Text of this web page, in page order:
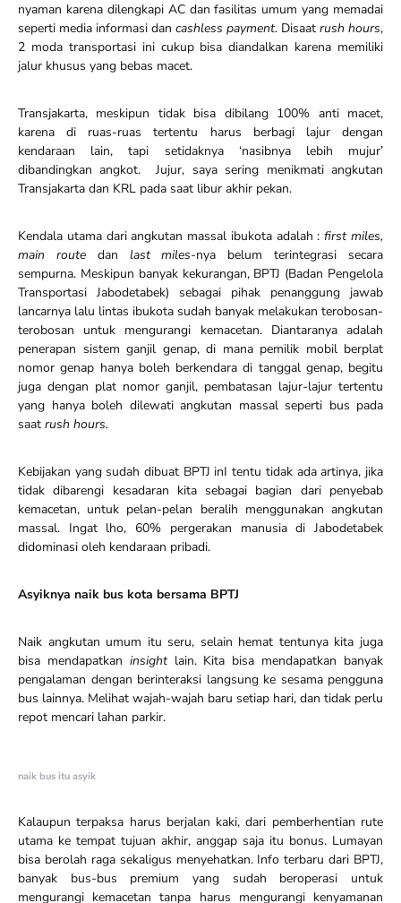
nyaman karena dilengkapi AC dan fasilitas umum yang memadai
seperti media informasi dan cashless payment. Disaat rush hours,
2 moda transportasi ini cukup bisa diandalkan karena memiliki
jalur khusus yang bebas macet.
Transjakarta, meskipun tidak bisa dibilang 100% anti macet,
karena di ruas-ruas tertentu harus berbagi lajur dengan
kendaraan lain, tapi setidaknya ‘nasibnya lebih mujur’
dibandingkan angkot. Jujur, saya sering menikmati angkutan
Transjakarta dan KRL pada saat libur akhir pekan.
Kendala utama dari angkutan massal ibukota adalah :first miles,
main routedan last miles-nya belum terintegrasi secara
sempurna. Meskipun banyak kekurangan, BPTJ (Badan Pengelola
Transportasi Jabodetabek) sebagai pihak penanggung jawab
lancarnya lalu lintas ibukota sudah banyak melakukan terobosan-
terobosan untuk mengurangi kemacetan. Diantaranya adalah
penerapan sistem ganjil genap, di mana pemilik mobil berplat
nomor genap hanya boleh berkendara di tanggal genap, begitu
juga dengan plat nomor ganjil, pembatasan lajur-lajur tertentu
yang hanya boleh dilewati angkutan massal seperti bus pada
saat rush hours.
Kebijakan yang sudah dibuat BPTJ inI tentu tidak ada artinya, jika
tidak dibarengi kesadaran kita sebagai bagian dari penyebab
kemacetan, untuk pelan-pelan beralih menggunakan angkutan
massal. Ingat lho, 60% pergerakan manusia di Jabodetabek
didominasi oleh kendaraan pribadi.
Asyiknya naik bus kota bersama BPTJ
Naik angkutan umum itu seru, selain hemat tentunya kita juga
bisa mendapatkan insightlain. Kita bisa mendapatkan banyak
pengalaman dengan berinteraksi langsung ke sesama pengguna
bus lainnya. Melihat wajah-wajah baru setiap hari, dan tidak perlu
repot mencari lahan parkir.
naik bus itu asyik
Kalaupun terpaksa harus berjalan kaki, dari pemberhentian rute
utama ke tempat tujuan akhir, anggap saja itu bonus. Lumayan
bisa berolah raga sekaligus menyehatkan. Info terbaru dari BPTJ,
banyak bus-bus premium yang sudah beroperasi untuk
mengurangi kemacetan tanpa harus mengurangi kenyamanan